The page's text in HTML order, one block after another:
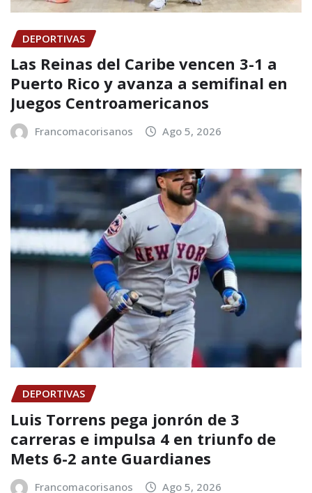
DEPORTIVAS
Las Reinas del Caribe vencen 3-1 a
Puerto Rico y avanza a semifinal en
Juegos Centroamericanos
Francomacorisanos Ago 5, 2026
DEPORTIVAS
Luis Torrens pega jonrón de 3
carreras e impulsa 4 en triunfo de
Mets 6-2 ante Guardianes
Francomacorisanos Ago 5, 2026